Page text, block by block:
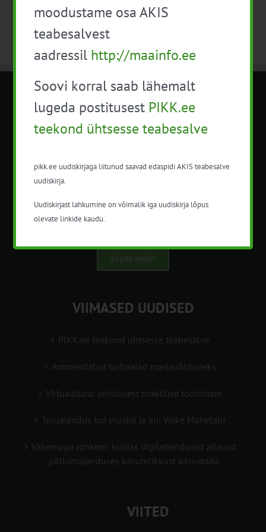
METK NÕUANDETEENISTUS
Nõuandeteenistuse nimetuse alt
nõustamisteenuseid.
info@pikk.ee
Kirjuta meile!
VIIMASED UUDISED
PIKK.ee teekond ühtsesse teabesalve
Ammendatud turbaalad marjapõldudeks
Virtuaaltara: unistusest praktilise tööriistani
Turuaiandus kui elustiil ja äri: Väike Mahetalu
Vähemaga rohkem: kuidas digilahendused aitavad
põllumajanduses kasumlikkust kasvatada
VIITED
moodustame osa AKIS
teabesalvest
aadressil http://maainfo.ee
Soovi korral saab lähemalt
lugeda postitusest PIKK.ee
teekond ühtsesse teabesalve
pikk.ee uudiskirjaga liitunud saavad edaspidi AKIS teabesalve
uudiskirja.
Uudiskirjast lahkumine on võimalik iga uudiskirja lõpus
olevate linkide kaudu.